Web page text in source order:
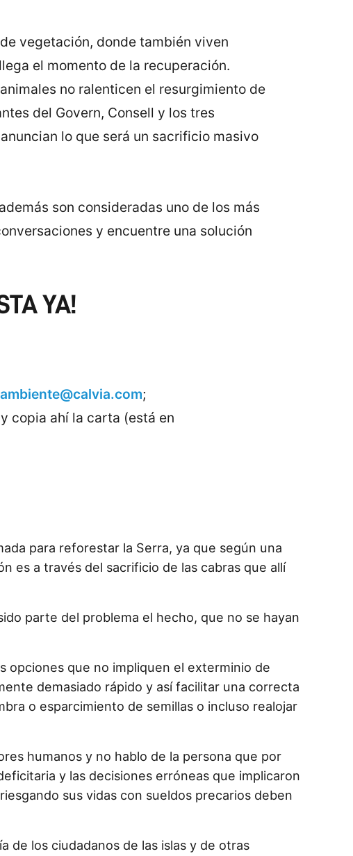
vegetación, donde también viven
el momento de la recuperación.
no ralenticen el resurgimiento de
del Govern, Consell y los tres
lo que será un sacrificio masivo
son consideradas uno de los más
y encuentre una solución
YA!
;
copia ahí la carta (está en
para reforestar la Serra, ya que según una
es a través del sacrificio de las cabras que allí
parte del problema el hecho, que no se hayan
opciones que no impliquen el exterminio de
demasiado rápido y así facilitar una correcta
o esparcimiento de semillas o incluso realojar
humanos y no hablo de la persona que por
y las decisiones erróneas que implicaron
sus vidas con sueldos precarios deben
de los ciudadanos de las islas y de otras